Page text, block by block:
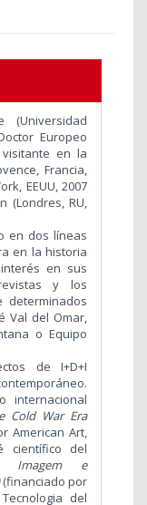
Europeo
visitante en la
Francia,
EEUU, 2007
(Londres, RU,
en dos líneas
en la historia
en sus
y los
determinados
Val del Omar,
o Equipo
de I+D+I
internacional
Cold War Era
American Art,
científico del
Imagem e
(financiado por
del